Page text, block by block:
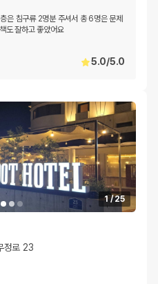
은 침구류 2명분 주셔서 총 6명은 문제
도 잘하고 좋았어요
5.0/5.0
1/25
정로 23